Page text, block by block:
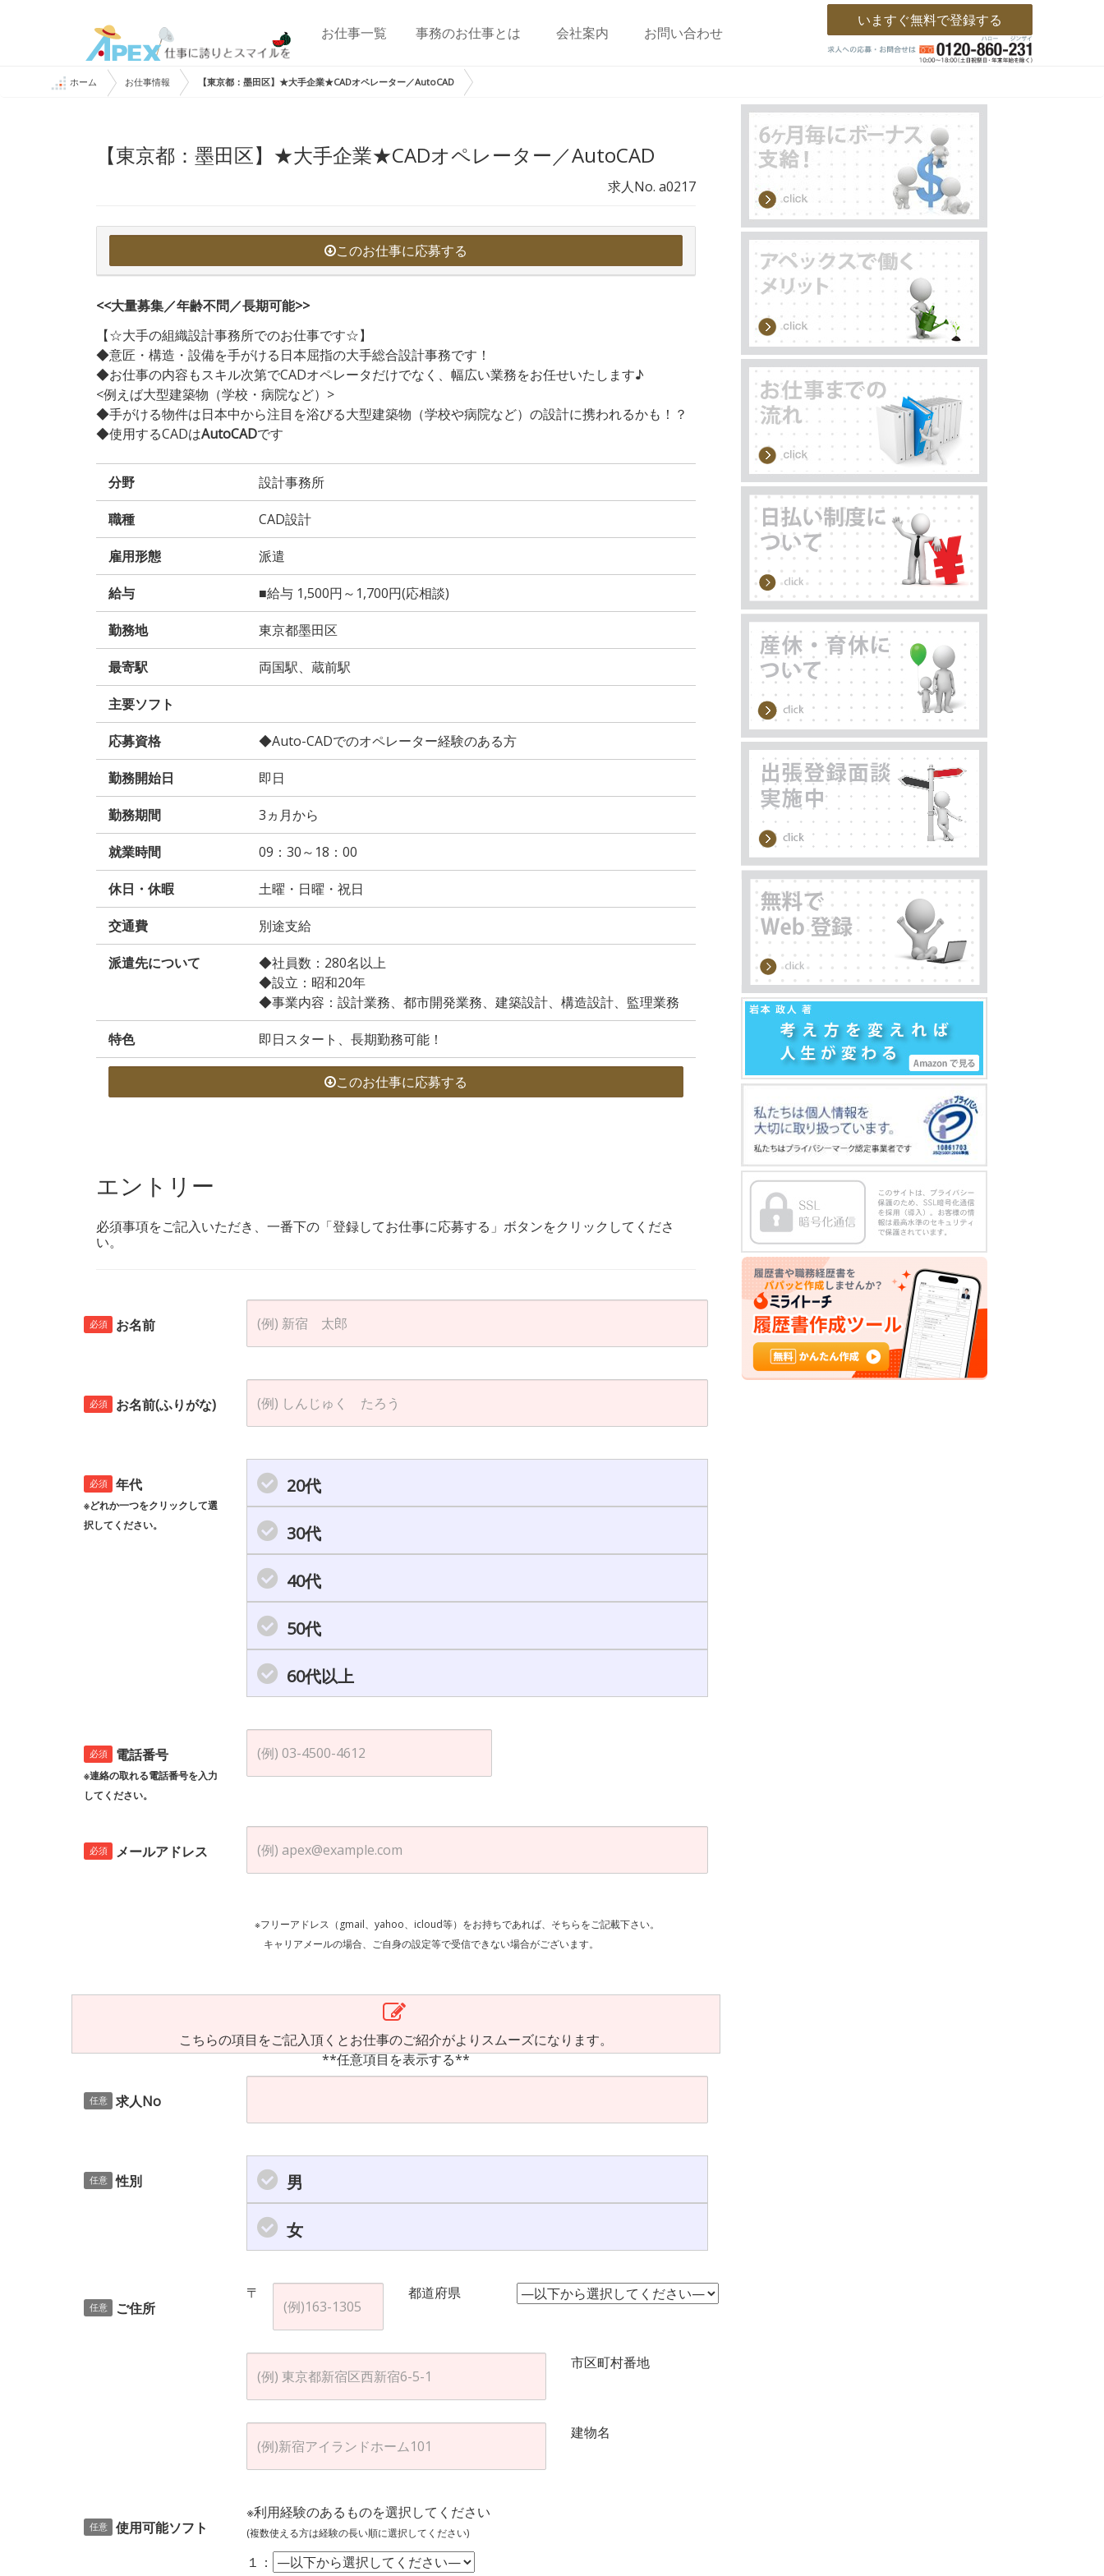
お仕事一覧 事務のお仕事とは 会社案内 お問い合わせ
いますぐ無料で登録する
ホーム お仕事情報 【東京都：墨田区】★大手企業★CADオペレーター／AutoCAD
【東京都：墨田区】★大手企業★CADオペレーター／AutoCAD
求人No. a0217
このお仕事に応募する
<<大量募集／年齢不問／長期可能>>
【☆大手の組織設計事務所でのお仕事です☆】
◆意匠・構造・設備を手がける日本屈指の大手総合設計事務です！
◆お仕事の内容もスキル次第でCADオペレータだけでなく、幅広い業務をお任せいたします♪
<例えば大型建築物（学校・病院など）>
◆手がける物件は日本中から注目を浴びる大型建築物（学校や病院など）の設計に携われるかも！？
◆使用するCADはAutoCADです
分野 設計事務所
職種 CAD設計
雇用形態 派遣
給与 ■給与 1,500円～1,700円(応相談)
勤務地 東京都墨田区
最寄駅 両国駅、蔵前駅
主要ソフト
応募資格 ◆Auto-CADでのオペレーター経験のある方
勤務開始日 即日
勤務期間 3ヵ月から
就業時間 09：30～18：00
休日・休暇 土曜・日曜・祝日
交通費 別途支給
派遣先について
◆社員数：280名以上
◆設立：昭和20年
◆事業内容：設計業務、都市開発業務、建築設計、構造設計、監理業務
特色 即日スタート、長期勤務可能！
このお仕事に応募する
エントリー
必須事項をご記入いただき、一番下の「登録してお仕事に応募する」ボタンをクリックしてくださ
い。
必須 お名前
必須 お名前(ふりがな)
必須 年代
※どれか一つをクリックして選
択してください。
20代
30代
40代
50代
60代以上
必須 電話番号
※連絡の取れる電話番号を入力
してください。
必須 メールアドレス
※フリーアドレス（gmail、yahoo、icloud等）をお持ちであれば、そちらをご記載下さい。
キャリアメールの場合、ご自身の設定等で受信できない場合がございます。
こちらの項目をご記入頂くとお仕事のご紹介がよりスムーズになります。
**任意項目を表示する**
任意 求人No
任意 性別 男
女
任意 ご住所
〒 都道府県
市区町村番地
建物名
任意 使用可能ソフト
※利用経験のあるものを選択してください
(複数使える方は経験の長い順に選択してください)
１：